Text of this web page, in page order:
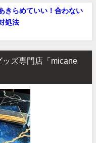
きらめていい！合わない
処法
ッズ専門店「micane